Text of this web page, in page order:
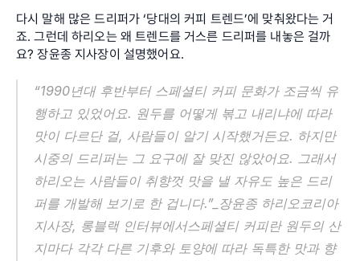
다시 말해 많은 드리퍼가 ‘당대의 커피 트렌드’에 맞춰왔다는 거
죠. 그런데 하리오는 왜 트렌드를 거스른 드리퍼를 내놓은 걸까
요? 장윤종 지사장이 설명했어요.
“1990년대 후반부터 스페셜티 커피 문화가 조금씩 유
행하고 있었어요. 원두를 어떻게 볶고 내리냐에 따라
맛이 다르단 걸, 사람들이 알기 시작했거든요. 하지만
시중의 드리퍼는 그 요구에 잘 맞진 않았어요. 그래서
하리오는 사람들이 취향껏 맛을 낼 자유도 높은 드리
퍼를 개발해 보기로 한 겁니다.”_장윤종 하리오코리아
지사장, 롱블랙 인터뷰에서스페셜티 커피란 원두의 산
지마다 각각 다른 기후와 토양에 따라 독특한 맛과 향